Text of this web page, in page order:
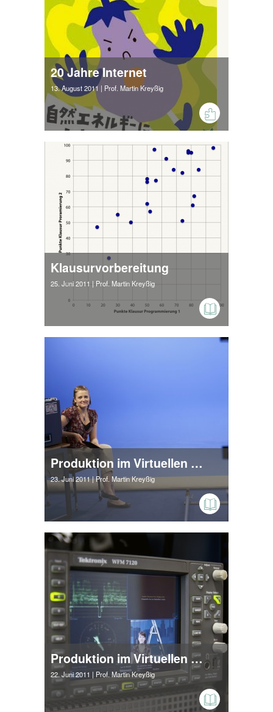
20 Jahre Internet
13. August 2011 | Prof. Martin Kreyßig
Klausurvorbereitung
25. Juni 2011 | Prof. Martin Kreyßig
Produktion im Virtuellen Studio
23. Juni 2011| Prof. Martin Kreyßig
Produktion im Virtuellen Studio
22. Juni 2011 | Prof. Martin Kreyßig